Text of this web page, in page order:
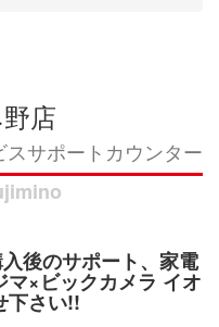
店
スサポートカウンター
後のサポート、家電
×ビックカメラ イオ
下さい!!